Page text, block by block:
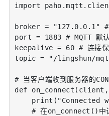
import
broker = "127.0.0.1" # 使
port = 1883 # MQTT 默
keepalive = 60 # 连接保
topic = "/lingshun/
# 当客户端收到服务器的
def
print("Connected
# 在on_connect()中订